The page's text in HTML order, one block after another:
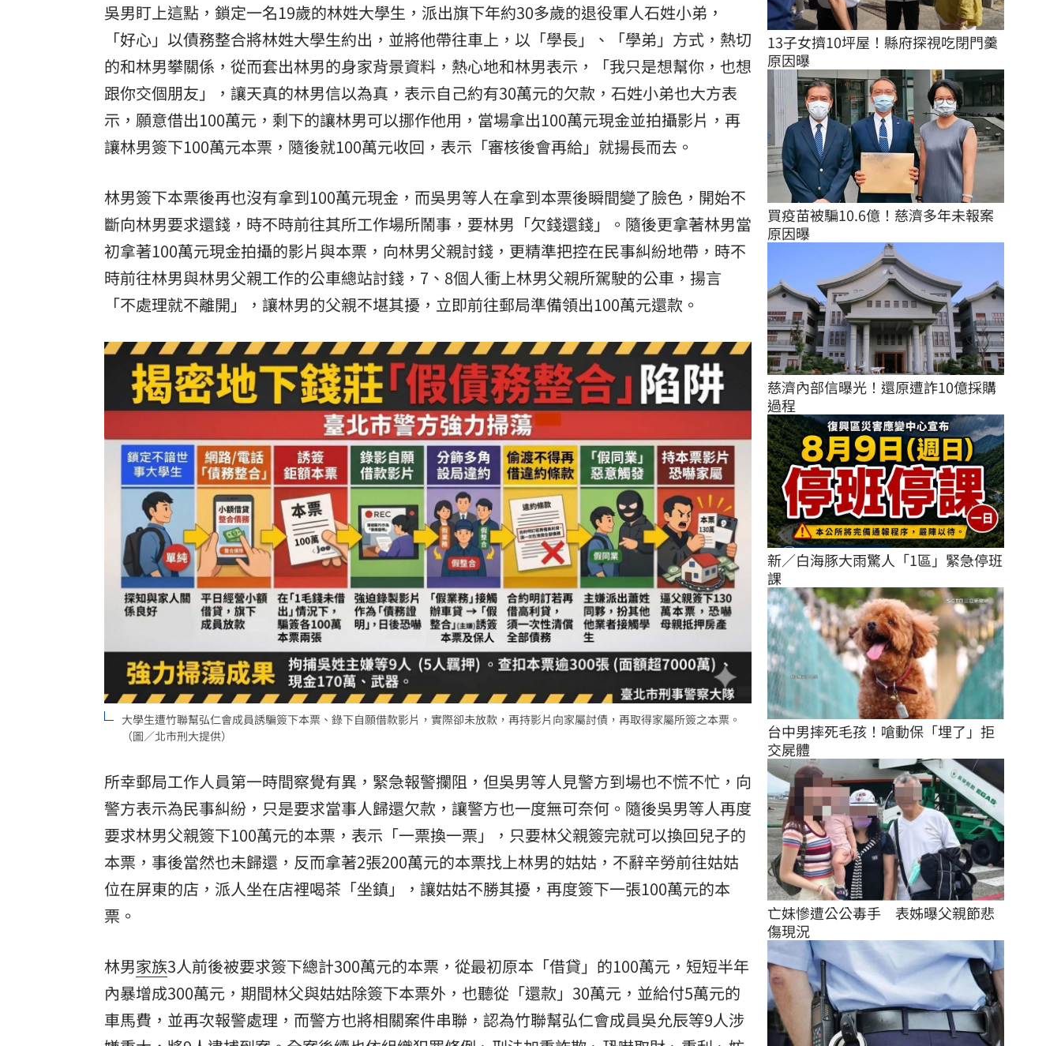
吳男盯上這點，鎖定一名19歲的林姓大學生，派出旗下年約30多歲的退役軍人石姓小弟，
「好心」以債務整合將林姓大學生約出，並將他帶往車上，以「學長」、「學弟」方式，熱切
的和林男攀關係，從而套出林男的身家背景資料，熱心地和林男表示，「我只是想幫你，也想
跟你交個朋友」，讓天真的林男信以為真，表示自己約有30萬元的欠款，石姓小弟也大方表
示，願意借出100萬元，剩下的讓林男可以挪作他用，當場拿出100萬元現金並拍攝影片，再
讓林男簽下100萬元本票，隨後就100萬元收回，表示「審核後會再給」就揚長而去。
林男簽下本票後再也沒有拿到100萬元現金，而吳男等人在拿到本票後瞬間變了臉色，開始不
斷向林男要求還錢，時不時前往其所工作場所鬧事，要林男「欠錢還錢」。隨後更拿著林男當
初拿著100萬元現金拍攝的影片與本票，向林男父親討錢，更精準把控在民事糾紛地帶，時不
時前往林男與林男父親工作的公車總站討錢，7、8個人衝上林男父親所駕駛的公車，揚言
「不處理就不離開」，讓林男的父親不堪其擾，立即前往郵局準備領出100萬元還款。
大學生遭竹聯幫弘仁會成員誘騙簽下本票、錄下自願借款影片，實際卻未放款，再持影片向家屬討債，再取得家屬所簽之本票。
（圖／北市刑大提供）
所幸郵局工作人員第一時間察覺有異，緊急報警攔阻，但吳男等人見警方到場也不慌不忙，向
警方表示為民事糾紛，只是要求當事人歸還欠款，讓警方也一度無可奈何。隨後吳男等人再度
要求林男父親簽下100萬元的本票，表示「一票換一票」，只要林父親簽完就可以換回兒子的
本票，事後當然也未歸還，反而拿著2張200萬元的本票找上林男的姑姑，不辭辛勞前往姑姑
位在屏東的店，派人坐在店裡喝茶「坐鎮」，讓姑姑不勝其擾，再度簽下一張100萬元的本
票。
林男家族3人前後被要求簽下總計300萬元的本票，從最初原本「借貸」的100萬元，短短半年
內暴增成300萬元，期間林父與姑姑除簽下本票外，也聽從「還款」30萬元，並給付5萬元的
車馬費，並再次報警處理，而警方也將相關案件串聯，認為竹聯幫弘仁會成員吳允辰等9人涉
13子女擠10坪屋！縣府探視吃閉門羹
原因曝
買疫苗被騙10.6億！慈濟多年未報案
原因曝
慈濟內部信曝光！還原遭詐10億採購
過程
新／白海豚大雨驚人「1區」緊急停班
課
台中男摔死毛孩！嗆動保「埋了」拒
交屍體
亡妹慘遭公公毒手　表姊曝父親節悲
傷現況